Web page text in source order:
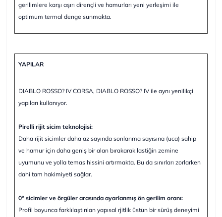
gerilimlere karşı aşırı dirençli ve hamurları yeni yerleşimi ile
optimum termal denge sunmakta.
YAPILAR
DIABLO ROSSO? IV CORSA, DIABLO ROSSO? IV ile aynı yenilikçi
yapıları kullanıyor.
Pirelli rijit sicim teknolojisi:
Daha rijit sicimler daha az sayında sonlanma sayısına (uca) sahip
ve hamur için daha geniş bir alan bırakarak lastiğin zemine
uyumunu ve yolla temas hissini artırmakta. Bu da sınırları zorlarken
dahi tam hakimiyeti sağlar.
0° sicimler ve örgüler arasında ayarlanmış ön gerilim oranı:
Profil boyunca farklılaştırılan yapısal rjitlik üstün bir sürüş deneyimi